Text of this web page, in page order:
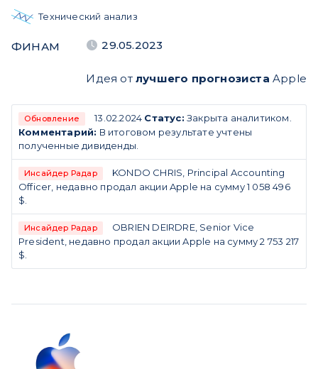
Технический анализ
ФИНАМ 29.05.2023
Идея от лучшего прогнозиста Apple
Обновление 13.02.2024 Статус: Закрыта аналитиком.
Комментарий: В итоговом результате учтены
полученные дивиденды.
Инсайдер Радар
KONDO CHRIS, Principal Accounting
Officer, недавно продал акции Apple на сумму 1 058 496
$.
Инсайдер Радар
OBRIEN DEIRDRE, Senior Vice
President, недавно продал акции Apple на сумму 2 753 217
$.